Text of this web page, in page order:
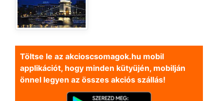
Töltse le az akcioscsomagok.hu mobil
applikációt, hogy minden kütyüjén, mobilján
önnel legyen az összes akciós szállás!